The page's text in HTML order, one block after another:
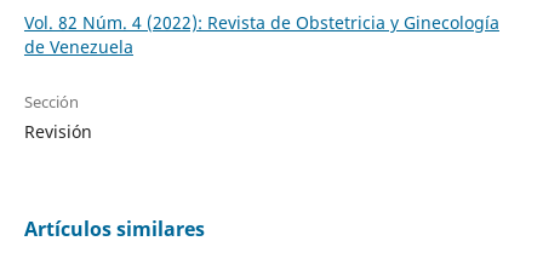
Vol. 82 Núm. 4 (2022): Revista de Obstetricia y Ginecología
de Venezuela
Sección
Revisión
Artículos similares